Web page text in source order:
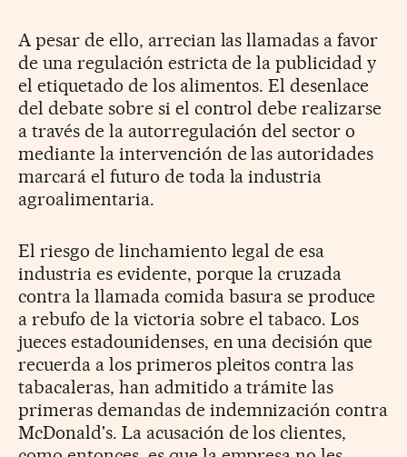
A pesar de ello, arrecian las llamadas a favor
de una regulación estricta de la publicidad y
el etiquetado de los alimentos. El desenlace
del debate sobre si el control debe realizarse
a través de la autorregulación del sector o
mediante la intervención de las autoridades
marcará el futuro de toda la industria
agroalimentaria.
El riesgo de linchamiento legal de esa
industria es evidente, porque la cruzada
contra la llamada comida basura se produce
a rebufo de la victoria sobre el tabaco. Los
jueces estadounidenses, en una decisión que
recuerda a los primeros pleitos contra las
tabacaleras, han admitido a trámite las
primeras demandas de indemnización contra
McDonald's. La acusación de los clientes,